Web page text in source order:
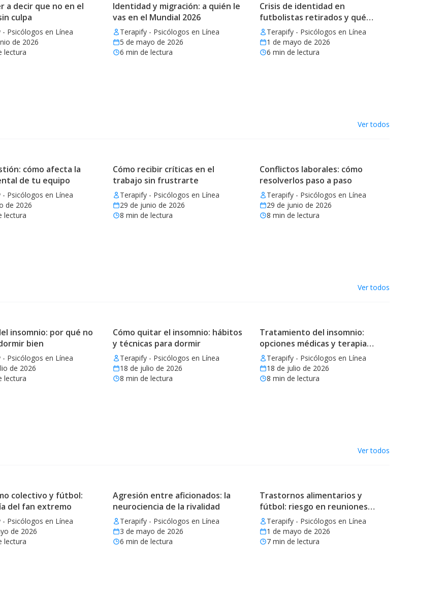
a decir que no en el
culpa
- Psicólogos en Línea
de 2026
lectura
Identidad y migración: a quién le
vas en el Mundial 2026
Terapify - Psicólogos en Línea
5 de mayo de 2026
6 min de lectura
Crisis de identidad en
futbolistas retirados y qué
aprender
Terapify - Psicólogos en Línea
1 de mayo de 2026
6 min de lectura
Ver todos
cómo afecta la
de tu equipo
- Psicólogos en Línea
de 2026
lectura
Cómo recibir críticas en el
trabajo sin frustrarte
Terapify - Psicólogos en Línea
29 de junio de 2026
8 min de lectura
Conflictos laborales: cómo
resolverlos paso a paso
Terapify - Psicólogos en Línea
29 de junio de 2026
8 min de lectura
Ver todos
insomnio: por qué no
bien
- Psicólogos en Línea
de 2026
lectura
Cómo quitar el insomnio: hábitos
y técnicas para dormir
Terapify - Psicólogos en Línea
18 de julio de 2026
8 min de lectura
Tratamiento del insomnio:
opciones médicas y terapia
eficaz
Terapify - Psicólogos en Línea
18 de julio de 2026
8 min de lectura
Ver todos
colectivo y fútbol:
del fan extremo
- Psicólogos en Línea
de 2026
lectura
Agresión entre aficionados: la
neurociencia de la rivalidad
Terapify - Psicólogos en Línea
3 de mayo de 2026
6 min de lectura
Trastornos alimentarios y
fútbol: riesgo en reuniones
mundialistas
Terapify - Psicólogos en Línea
1 de mayo de 2026
7min de lectura